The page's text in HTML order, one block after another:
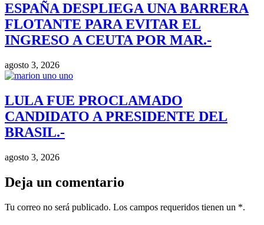
ESPAÑA DESPLIEGA UNA BARRERA
FLOTANTE PARA EVITAR EL
INGRESO A CEUTA POR MAR.-
agosto 3, 2026
LULA FUE PROCLAMADO
CANDIDATO A PRESIDENTE DEL
BRASIL.-
agosto 3, 2026
Deja un comentario
Tu correo no será publicado. Los campos requeridos tienen un *.